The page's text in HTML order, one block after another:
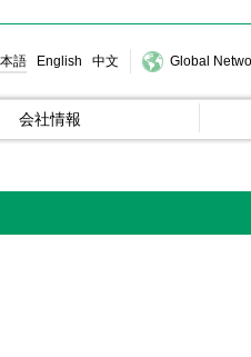
語 English 中文 Global
会社情報